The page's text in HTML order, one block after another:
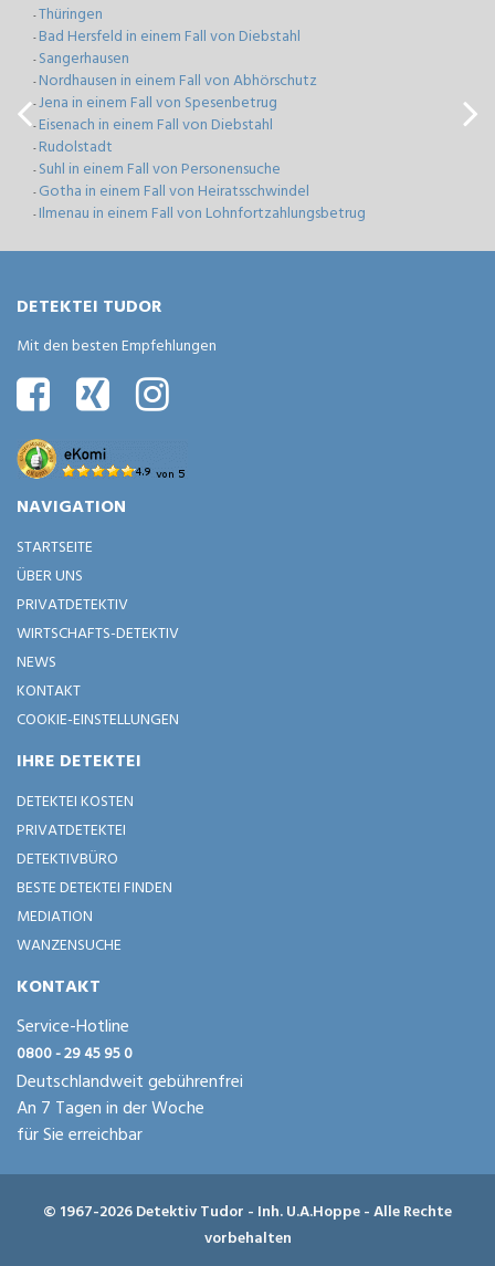
-Thüringen
- Bad Hersfeld in einem Fall von Diebstahl
- Sangerhausen
- Nordhausen in einem Fall von Abhörschutz
-Jena in einem Fall von Spesenbetrug
- Eisenach in einem Fall von Diebstahl
- Rudolstadt
- Suhl in einem Fall von Personensuche
- Gotha in einem Fall von Heiratsschwindel
- Ilmenau in einem Fall von Lohnfortzahlungsbetrug
DETEKTEI TUDOR
Mit den besten Empfehlungen
NAVIGATION
STARTSEITE
ÜBER UNS
PRIVATDETEKTIV
WIRTSCHAFTS-DETEKTIV
NEWS
KONTAKT
COOKIE-EINSTELLUNGEN
IHRE DETEKTEI
DETEKTEI KOSTEN
PRIVATDETEKTEI
DETEKTIVBÜRO
BESTE DETEKTEI FINDEN
MEDIATION
WANZENSUCHE
KONTAKT
Service-Hotline
0800 - 29 45 95 0
Deutschlandweit gebührenfrei
An 7 Tagen in der Woche
für Sie erreichbar
© 1967-2026 Detektiv Tudor - Inh. U.A.Hoppe - Alle Rechte
vorbehalten